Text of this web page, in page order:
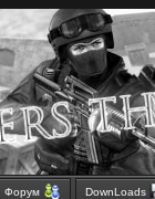
Форум DownLoads